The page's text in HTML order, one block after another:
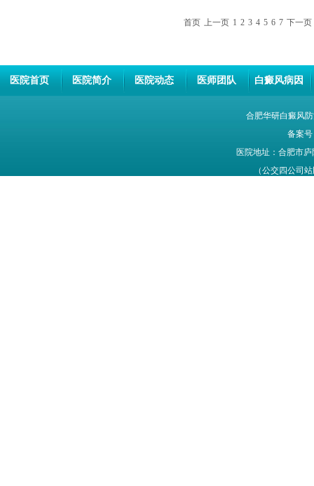
首页 上一页 1 2 3 4 5 6 7 下一页
医院首页 医院简介 医院动态 医师团队 白癜风病因
合肥华研白癜风
备案号
医院地址：合肥市
（公交四公司